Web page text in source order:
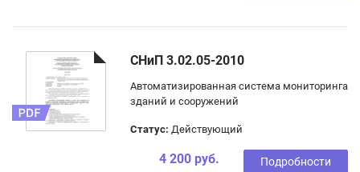
СНиП 3.02.05-2010
Автоматизированная система мониторинга
зданий и сооружений
Статус: Действующий
4 200 руб. Подробности